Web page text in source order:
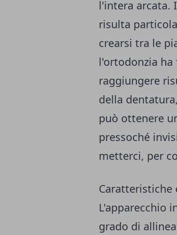
l'intera arcata.
risulta
crearsi tra le
l'ortodonzia ha
raggiungere
della
può ottenere
pressoché
metterci, per
L'apparecchio
grado di